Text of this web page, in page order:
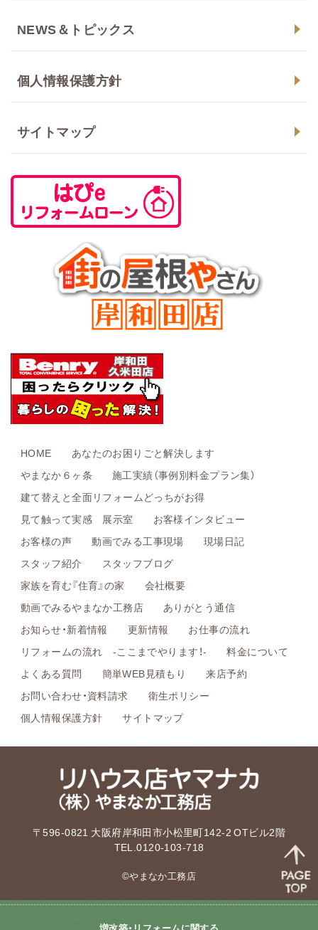
NEWS＆トピックス
個人情報保護方針
サイトマップ
HOME
あなたのお困りごと解決します
やまなか６ヶ条
施工実績（事例別料金プラン集）
建て替えと全面リフォームどっちがお得
見て触って実感 展示室
お客様インタビュー
お客様の声
動画でみる工事現場
現場日記
スタッフ紹介
スタッフブログ
家族を育む『住育』の家
会社概要
動画でみるやまなか工務店
ありがとう通信
お知らせ・新着情報
更新情報
お仕事の流れ
リフォームの流れ -ここまでやります！-
料金について
よくある質問
簡単WEB見積もり
来店予約
お問い合わせ・資料請求
衛生ポリシー
個人情報保護方針
サイトマップ
〒596-0821 大阪府岸和田市小松里町142-2 OTビル2階
TEL.0120-103-718
©やまなか工務店